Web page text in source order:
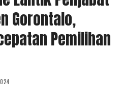
Gorontalo,
Pemilihan